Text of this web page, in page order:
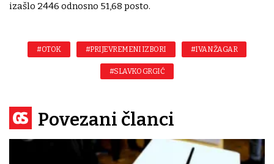
izašlo 2446 odnosno 51,68 posto.
#OTOK #PRIJEVREMENI IZBORI #IVAN ŽAGAR
#SLAVKO GRGIĆ
Povezani članci